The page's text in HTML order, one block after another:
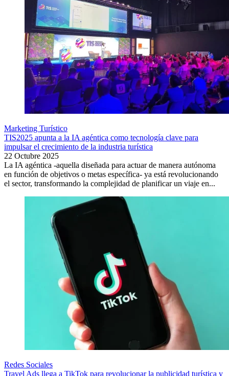
Marketing Turístico
TIS2025 apunta a la IA agéntica como tecnología clave para
impulsar el crecimiento de la industria turística
22 Octubre 2025
La IA agéntica -aquella diseñada para actuar de manera autónoma
en función de objetivos o metas específica- ya está revolucionando
el sector, transformando la complejidad de planificar un viaje en...
Redes Sociales
Travel Ads llega a TikTok para revolucionar la publicidad turística y